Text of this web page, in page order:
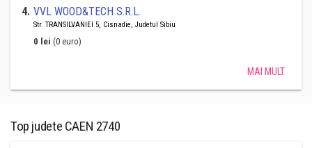
4. VVL WOOD&TECH S.R.L.
Str. TRANSILVANIEI 5, Cisnadie, Judetul Sibiu
0 lei (0 euro)
MAI MULT
Top judete CAEN 2740